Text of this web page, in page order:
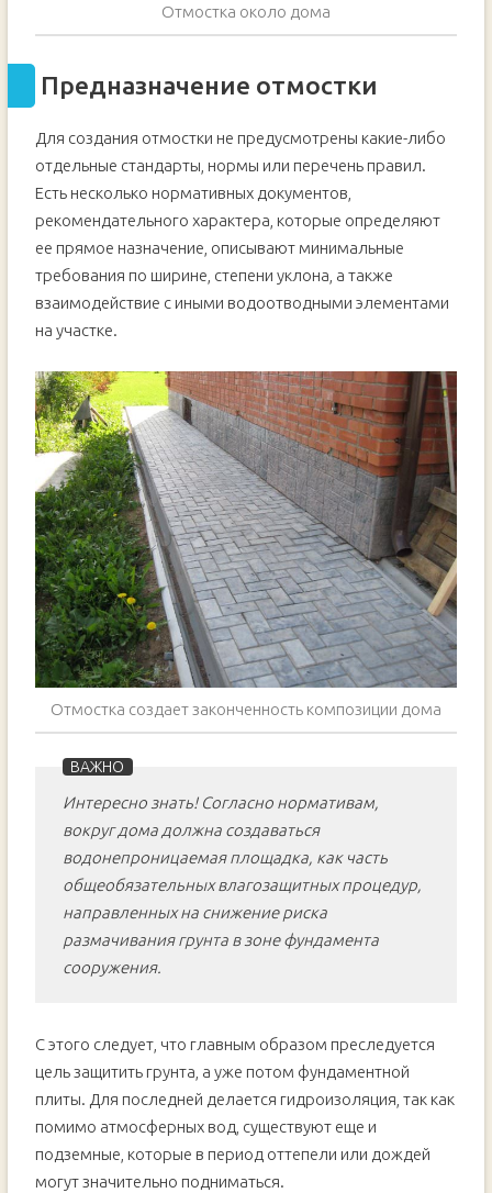
Отмостка около дома
Предназначение отмостки
Для создания отмостки не предусмотрены какие-либо
отдельные стандарты, нормы или перечень правил.
Есть несколько нормативных документов,
рекомендательного характера, которые определяют
ее прямое назначение, описывают минимальные
требования по ширине, степени уклона, а также
взаимодействие с иными водоотводными элементами
на участке.
Отмостка создает законченность композиции дома
Интересно знать! Согласно нормативам,
вокруг дома должна создаваться
водонепроницаемая площадка, как часть
общеобязательных влагозащитных процедур,
направленных на снижение риска
размачивания грунта в зоне фундамента
сооружения.
С этого следует, что главным образом преследуется
цель защитить грунта, а уже потом фундаментной
плиты. Для последней делается гидроизоляция, так как
помимо атмосферных вод, существуют еще и
подземные, которые в период оттепели или дождей
могут значительно подниматься.